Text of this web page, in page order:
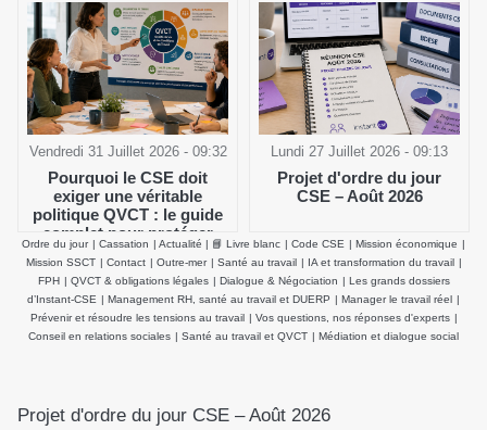
Vendredi 31 Juillet 2026 - 09:32
Pourquoi le CSE doit
exiger une véritable
politique QVCT : le guide
complet pour protéger
durablement la santé
physique et mentale des
salariés
Lundi 27 Juillet 2026 - 09:13
Projet d'ordre du jour
CSE – Août 2026
Ordre du jour | Cassation | Actualité | 📘 Livre blanc | Code CSE | Mission économique |
Mission SSCT | Contact | Outre-mer | Santé au travail | IA et transformation du travail |
FPH | QVCT & obligations légales | Dialogue & Négociation | Les grands dossiers
d’Instant-CSE | Management RH, santé au travail et DUERP | Manager le travail réel |
Prévenir et résoudre les tensions au travail | Vos questions, nos réponses d'experts |
Conseil en relations sociales | Santé au travail et QVCT | Médiation et dialogue social
Projet d'ordre du jour CSE – Août 2026